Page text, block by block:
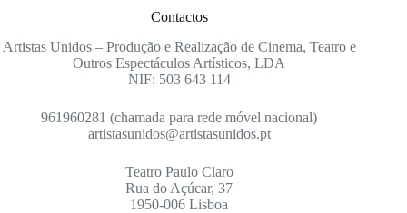
Contactos
Artistas Unidos – Produção e Realização de Cinema, Teatro e
Outros Espectáculos Artísticos, LDA
NIF: 503 643 114
961960281 (chamada para rede móvel nacional)
artistasunidos@artistasunidos.pt
Teatro Paulo Claro
Rua do Açúcar, 37
1950-006 Lisboa